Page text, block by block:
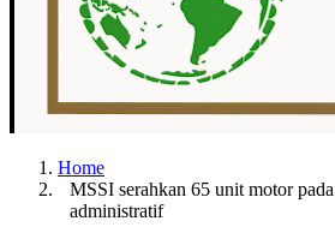
Home
MSSI serahkan 65 unit motor
administratif